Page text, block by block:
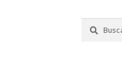
Buscar: